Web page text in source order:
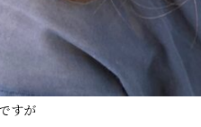
すが